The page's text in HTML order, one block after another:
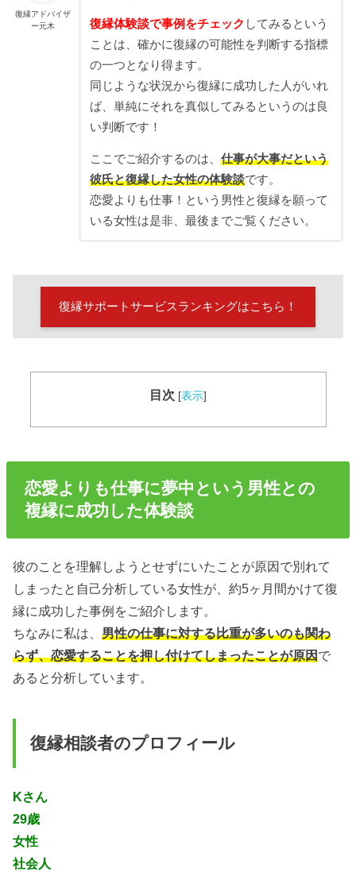
復縁アドバイザ
ー元木
復縁体験談で事例をチェック してみるという
ことは、確かに復縁の可能性を判断する指標
の一つとなり得ます。
同じような状況から復縁に成功した人がいれ
ば、単純にそれを真似してみるというのは良
い判断です！
ここでご紹介するのは、 仕事が大事だという
彼氏と復縁した女性の体験談です。
恋愛よりも仕事！という男性と復縁を願って
いる女性は是非、最後までご覧ください。
復縁サポートサービスランキングはこちら！
目次 [表示]
恋愛よりも仕事に夢中という男性との
複縁に成功した体験談
彼のことを理解しようとせずにいたことが原因で別れて
しまったと自己分析している女性が、約5ヶ月間かけて復
縁に成功した事例をご紹介します。
ちなみに私は、男性の仕事に対する比重が多いのも関わ
らず、恋愛することを押し付けてしまったことが原因で
あると分析しています。
復縁相談者のプロフィール
Kさん
29歳
女性
社会人